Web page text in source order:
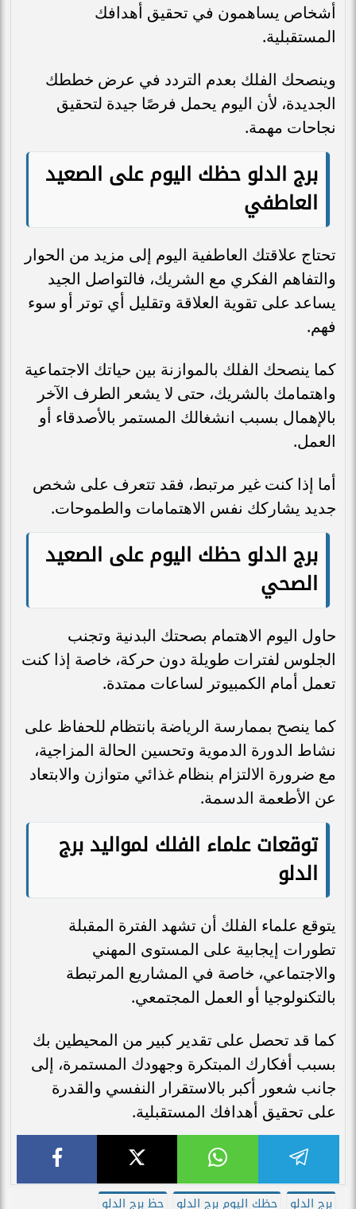
أشخاص يساهمون في تحقيق أهدافك
المستقبلية.
وينصحك الفلك بعدم التردد في عرض خططك
الجديدة، لأن اليوم يحمل فرصًا جيدة لتحقيق
نجاحات مهمة.
برج الدلو حظك اليوم على الصعيد
العاطفي
تحتاج علاقتك العاطفية اليوم إلى مزيد من الحوار
والتفاهم الفكري مع الشريك، فالتواصل الجيد
يساعد على تقوية العلاقة وتقليل أي توتر أو سوء
فهم.
كما ينصحك الفلك بالموازنة بين حياتك الاجتماعية
واهتمامك بالشريك، حتى لا يشعر الطرف الآخر
بالإهمال بسبب انشغالك المستمر بالأصدقاء أو
العمل.
أما إذا كنت غير مرتبط، فقد تتعرف على شخص
جديد يشاركك نفس الاهتمامات والطموحات.
برج الدلو حظك اليوم على الصعيد
الصحي
حاول اليوم الاهتمام بصحتك البدنية وتجنب
الجلوس لفترات طويلة دون حركة، خاصة إذا كنت
تعمل أمام الكمبيوتر لساعات ممتدة.
كما ينصح بممارسة الرياضة بانتظام للحفاظ على
نشاط الدورة الدموية وتحسين الحالة المزاجية،
مع ضرورة الالتزام بنظام غذائي متوازن والابتعاد
عن الأطعمة الدسمة.
توقعات علماء الفلك لمواليد برج
الدلو
يتوقع علماء الفلك أن تشهد الفترة المقبلة
تطورات إيجابية على المستوى المهني
والاجتماعي، خاصة في المشاريع المرتبطة
بالتكنولوجيا أو العمل المجتمعي.
كما قد تحصل على تقدير كبير من المحيطين بك
بسبب أفكارك المبتكرة وجهودك المستمرة، إلى
جانب شعور أكبر بالاستقرار النفسي والقدرة
على تحقيق أهدافك المستقبلية.
برج الدلو حظك اليوم برج الدلو حظ برج الدلو